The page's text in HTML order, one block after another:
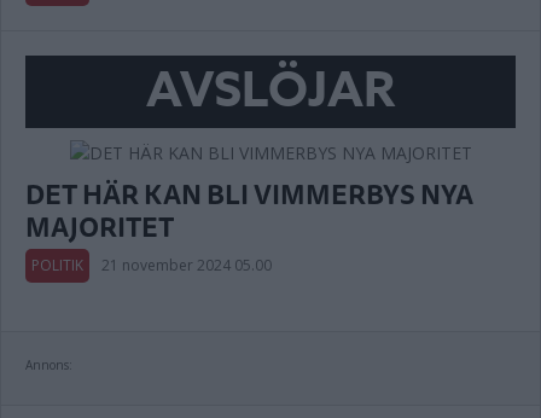
AVSLÖJAR
DET HÄR KAN BLI VIMMERBYS NYA
MAJORITET
POLITIK 21 november 2024 05.00
Annons: